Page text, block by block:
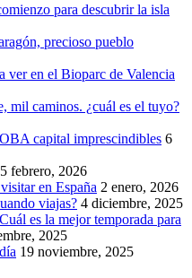
para descubrir la isla
precioso pueblo
ver en el Bioparc de Valencia
mil caminos. ¿cuál es el tuyo?
capital imprescindibles 6
5 febrero, 2026
en España 2 enero, 2026
viajas? 4 diciembre, 2025
es la mejor temporada para
2025
19 noviembre, 2025